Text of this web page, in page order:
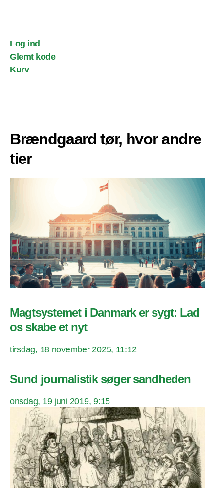
Log ind
Glemt kode
Kurv
Brændgaard tør, hvor andre
tier
Magtsystemet i Danmark er sygt: Lad
os skabe et nyt
tirsdag, 18 november 2025, 11:12
Sund journalistik søger sandheden
onsdag, 19 juni 2019, 9:15